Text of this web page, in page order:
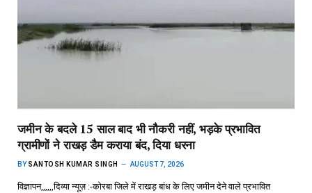
जमीन के बदले 15 साल बाद भी नौकरी नहीं, भड़के प्रभावित
ग्रामीणों ने राखड़ डैम कराया बंद, दिया धरना
BY SANTOSH KUMAR SINGH AUGUST 7, 2026
विज्ञापन,,,,,,दिव्या न्यूज़ :-कोरबा जिले में राखड़ बांध के लिए जमीन देने वाले प्रभावित